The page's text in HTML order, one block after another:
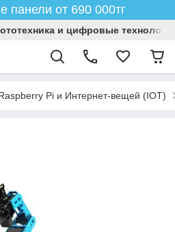
панели от 690 000тг
и цифровые
Pi и Интернет-вещей (IOT)